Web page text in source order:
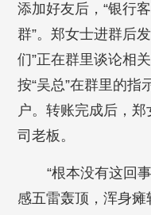
添加好友后，“银行
群”。郑女士进群后
们”正在群里谈论相
按“吴总”在群里的指
户。转账完成后，
司老板。
“根本没有这回
感五雷轰顶，浑身瘫